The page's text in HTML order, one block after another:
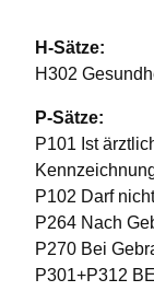
H-Sätze:
H302
P-Sätze:
P101 Ist
P102 Darf
P264 Nach
P270 Bei
P301+P312